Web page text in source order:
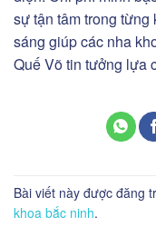
sự tận tâm trong
sáng giúp các nha
Quế Võ tin tưởng lựa
Bài viết này được đăng
khoa bắc ninh.